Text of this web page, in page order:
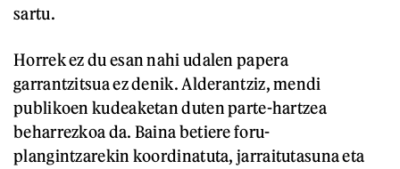
sartu.
Horrek ez du esan nahi udalen papera
garrantzitsua ez denik. Alderantziz, mendi
publikoen kudeaketan duten parte-hartzea
beharrezkoa da. Baina betiere foru-
plangintzarekin koordinatuta, jarraitutasuna eta